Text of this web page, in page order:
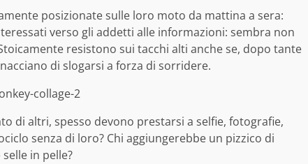
posizionate sulle loro moto da mattina a sera:
verso gli addetti alle informazioni: sembra non
resistono sui tacchi alti anche se, dopo tante
di slogarsi a forza di sorridere.
di altri, spesso devono prestarsi a selfie, fotografie,
senza di loro? Chi aggiungerebbe un pizzico di
in pelle?